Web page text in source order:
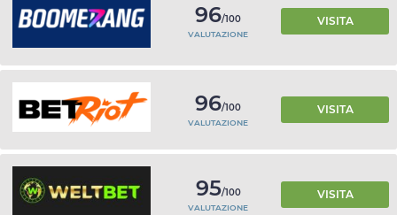
96/100
VALUTAZIONE
VISITA
96/100
VALUTAZIONE
VISITA
95/100
VALUTAZIONE
VISITA